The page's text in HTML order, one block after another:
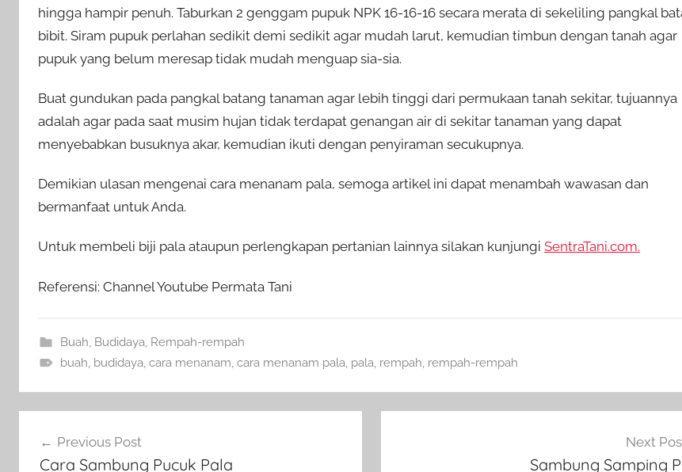
hingga hampir penuh. Taburkan 2 genggam pupuk NPK 16-16-16 secara merata di sekeliling pangkal
bibit. Siram pupuk perlahan sedikit demi sedikit agar mudah larut, kemudian timbun dengan tanah agar
pupuk yang belum meresap tidak mudah menguap sia-sia.
Buat gundukan pada pangkal batang tanaman agar lebih tinggi dari permukaan tanah sekitar, tujuannya
adalah agar pada saat musim hujan tidak terdapat genangan air di sekitar tanaman yang dapat
menyebabkan busuknya akar, kemudian ikuti dengan penyiraman secukupnya.
Demikian ulasan mengenai cara menanam pala, semoga artikel ini dapat menambah wawasan dan
bermanfaat untuk Anda.
Untuk membeli biji pala ataupun perlengkapan pertanian lainnya silakan kunjungi SentraTani.com.
Referensi: Channel Youtube Permata Tani
Buah Budidaya Rempah-rempah
buah budidaya cara menanam cara menanam pala pala rempah rempah-rempah
pos Previous Post
Cara Sambung Pucuk Pala
Next
Sambung Samping